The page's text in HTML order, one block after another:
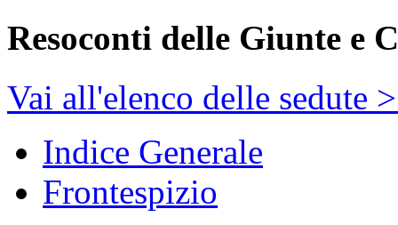
Resoconti delle Giunte e
Vai all'elenco delle sedute
Indice Generale
Frontespizio